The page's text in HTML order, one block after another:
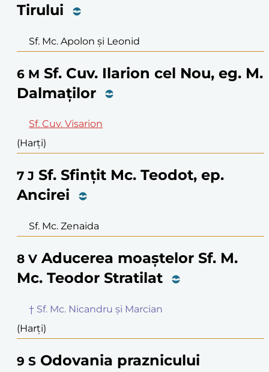
Tirului
Sf. Mc. Apolon și Leonid
6 M Sf. Cuv. Ilarion cel Nou, eg. M.
Dalmaților
Sf. Cuv. Visarion
(Harți)
7 J Sf. Sfințit Mc. Teodot, ep.
Ancirei
Sf. Mc. Zenaida
8 V Aducerea moaștelor Sf. M.
Mc. Teodor Stratilat
† Sf. Mc. Nicandru și Marcian
(Harți)
9 S Odovania praznicului